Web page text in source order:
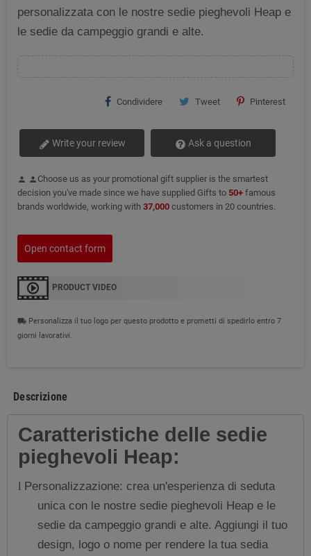
personalizzata con le nostre sedie pieghevoli Heap e
le sedie da campeggio grandi e alte.
Condividere Tweet Pinterest
Write your review Ask a question
person personChoose us as your promotional gift supplier is the smartest
decision you've made since we have supplied Gifts to 50+ famous
brands worldwide, working with 37,000 customers in 20 countries.
Open contact form
PRODUCT VIDEO
local_shipping Personalizza il tuo logo per questo prodotto e prometti di spedirlo entro 7
giorni lavorativi.
Descrizione
Caratteristiche delle sedie
pieghevoli Heap:
l Personalizzazione: crea un'esperienza di seduta
unica con le nostre sedie pieghevoli Heap e le
sedie da campeggio grandi e alte. Aggiungi il tuo
design, logo o nome per rendere la tua sedia